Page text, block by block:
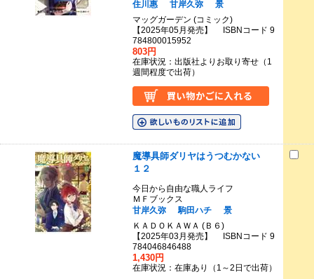
住川惠
甘岸久弥
景
マッグガーデン (コミック)
【2025年05月発売】 ISBNコード 9
784800015952
803円
在庫状況：出版社よりお取り寄せ（1
週間程度で出荷）
魔導具師ダリヤはうつむかない
１２
今日から自由な職人ライフ
ＭＦブックス
甘岸久弥
駒田ハチ
景
ＫＡＤＯＫＡＷＡ (Ｂ６)
【2025年03月発売】 ISBNコード 9
784046846488
1,430円
在庫状況：在庫あり（1～2日で出荷）